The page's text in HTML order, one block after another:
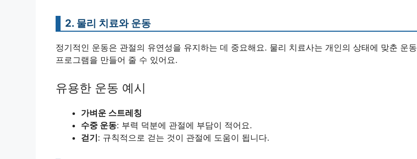
2. 물리 치료와 운동
정기적인 운동은 관절의 유연성을 유지하는 데 중요해요. 물리 치료사는 개인의 상태에 맞춘 운동
프로그램을 만들어 줄 수 있어요.
유용한 운동 예시
가벼운 스트레칭
수중 운동: 부력 덕분에 관절에 부담이 적어요.
걷기: 규칙적으로 걷는 것이 관절에 도움이 됩니다.